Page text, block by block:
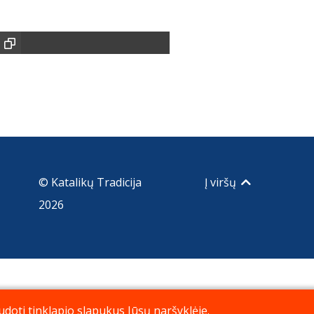
© Katalikų Tradicija
2026
Į viršų
tinklapio slapukus Jūsų naršyklėje.